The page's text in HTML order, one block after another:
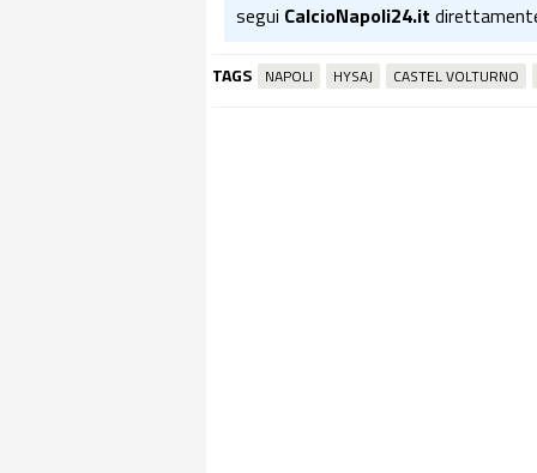
segui CalcioNapoli24.it
TAGS NAPOLI HYSAJ CASTEL VOLTURNO